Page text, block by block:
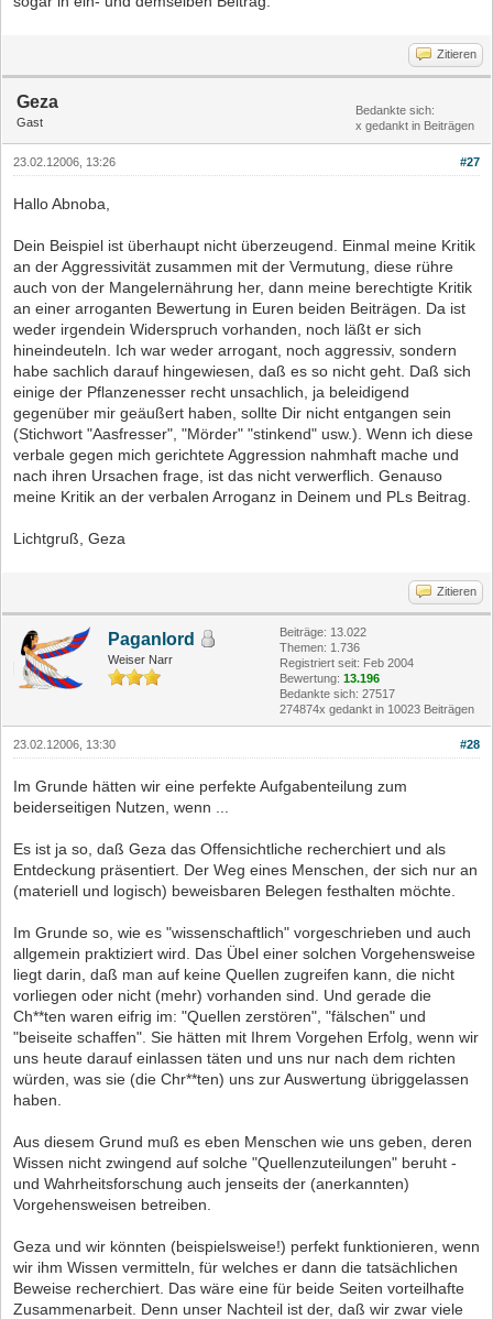
Zitieren
Geza
Gast
Bedankte sich:
x gedankt in Beiträgen
#27
23.02.12006, 13:26
Hallo Abnoba,
Dein Beispiel ist überhaupt nicht überzeugend. Einmal meine Kritik
an der Aggressivität zusammen mit der Vermutung, diese rühre
auch von der Mangelernährung her, dann meine berechtigte Kritik
an einer arroganten Bewertung in Euren beiden Beiträgen. Da ist
weder irgendein Widerspruch vorhanden, noch läßt er sich
hineindeuteln. Ich war weder arrogant, noch aggressiv, sondern
habe sachlich darauf hingewiesen, daß es so nicht geht. Daß sich
einige der Pflanzenesser recht unsachlich, ja beleidigend
gegenüber mir geäußert haben, sollte Dir nicht entgangen sein
(Stichwort "Aasfresser", "Mörder" "stinkend" usw.). Wenn ich diese
verbale gegen mich gerichtete Aggression nahmhaft mache und
nach ihren Ursachen frage, ist das nicht verwerflich. Genauso
meine Kritik an der verbalen Arroganz in Deinem und PLs Beitrag.
Lichtgruß, Geza
Zitieren
Paganlord
Weiser Narr
Beiträge: 13.022
Themen: 1.736
Registriert seit: Feb 2004
Bewertung: 13.196
Bedankte sich: 27517
274874x gedankt in 10023 Beiträgen
#28
23.02.12006, 13:30
Im Grunde hätten wir eine perfekte Aufgabenteilung zum
beiderseitigen Nutzen, wenn ...
Es ist ja so, daß Geza das Offensichtliche recherchiert und als
Entdeckung präsentiert. Der Weg eines Menschen, der sich nur an
(materiell und logisch) beweisbaren Belegen festhalten möchte.
Im Grunde so, wie es "wissenschaftlich" vorgeschrieben und auch
allgemein praktiziert wird. Das Übel einer solchen Vorgehensweise
liegt darin, daß man auf keine Quellen zugreifen kann, die nicht
vorliegen oder nicht (mehr) vorhanden sind. Und gerade die
Ch**ten waren eifrig im: "Quellen zerstören", "fälschen" und
"beiseite schaffen". Sie hätten mit Ihrem Vorgehen Erfolg, wenn wir
uns heute darauf einlassen täten und uns nur nach dem richten
würden, was sie (die Chr**ten) uns zur Auswertung übriggelassen
haben.
Aus diesem Grund muß es eben Menschen wie uns geben, deren
Wissen nicht zwingend auf solche "Quellenzuteilungen" beruht -
und Wahrheitsforschung auch jenseits der (anerkannten)
Vorgehensweisen betreiben.
Geza und wir könnten (beispielsweise!) perfekt funktionieren, wenn
wir ihm Wissen vermitteln, für welches er dann die tatsächlichen
Beweise recherchiert. Das wäre eine für beide Seiten vorteilhafte
Zusammenarbeit. Denn unser Nachteil ist der, daß wir zwar viele